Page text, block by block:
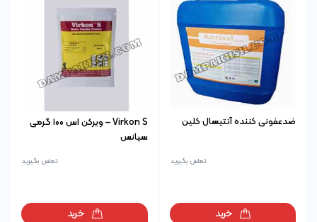
ضدعفونی کننده آنتیسال کلین
تماس بگیرید
خرید
Virkon S – ویرکن اس ۱۰۰ گرمی
سیانس
تماس بگیرید
خرید